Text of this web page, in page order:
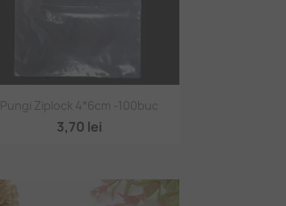
 Vizualizare rapidă
Pungi Ziplock 4*6cm -100buc
3,70 lei